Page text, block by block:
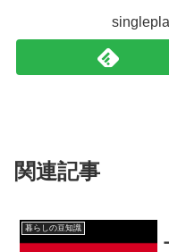
関連記事
暮らしの豆知識